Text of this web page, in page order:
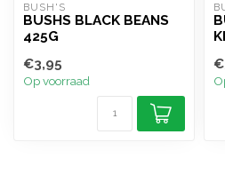
BUSH'S
BUSHS BLACK BEANS
425G
€3,95
Op voorraad